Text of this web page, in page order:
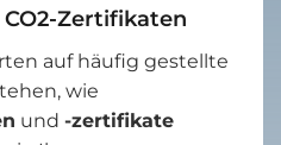
Zertifikaten
auf häufig gestellte
wie
und -zertifikate